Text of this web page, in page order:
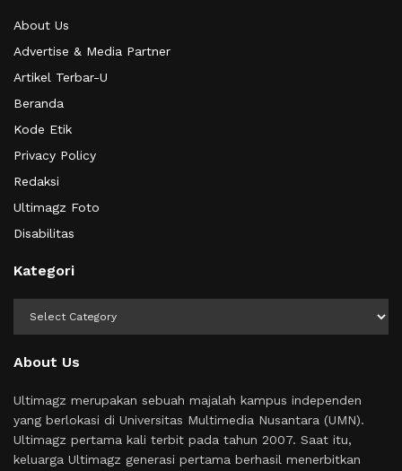
About Us
Advertise & Media Partner
Artikel Terbar-U
Beranda
Kode Etik
Privacy Policy
Redaksi
Ultimagz Foto
Disabilitas
Kategori
About Us
Ultimagz merupakan sebuah majalah kampus independen
yang berlokasi di Universitas Multimedia Nusantara (UMN).
Ultimagz pertama kali terbit pada tahun 2007. Saat itu,
keluarga Ultimagz generasi pertama berhasil menerbitkan